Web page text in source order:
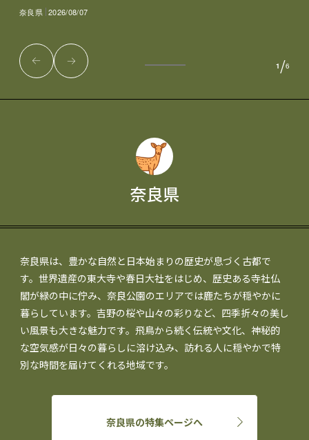
奈良県
奈良県は、豊かな自然と日本始まりの歴史が息づく古都で
す。世界遺産の東大寺や春日大社をはじめ、歴史ある寺社仏
閣が緑の中に佇み、奈良公園のエリアでは鹿たちが穏やかに
暮らしています。吉野の桜や山々の彩りなど、四季折々の美し
い風景も大きな魅力です。飛鳥から続く伝統や文化、神秘的
な空気感が日々の暮らしに溶け込み、訪れる人に穏やかで特
別な時間を届けてくれる地域です。
奈良県の特集ページへ
奈良県 2026/08/07
1 /6